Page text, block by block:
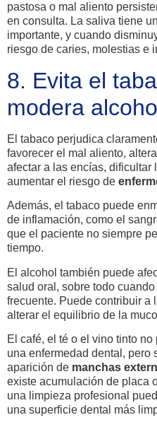
pastosa o mal aliento
en consulta. La saliva tiene
importante, y cuando
riesgo de caries, molestias e
8. Evita el
modera
El tabaco perjudica
favorecer el mal aliento,
afectar a las encías, dificultar
aumentar el riesgo de
Además, el tabaco puede
de inflamación, como el
que el paciente no siempre
tiempo.
El alcohol también puede
salud oral, sobre todo
frecuente. Puede contribuir a
alterar el equilibrio de la
El café, el té o el vino tinto
una enfermedad dental, pero
aparición de manchas
existe acumulación de placa
una limpieza profesional
una superficie dental más